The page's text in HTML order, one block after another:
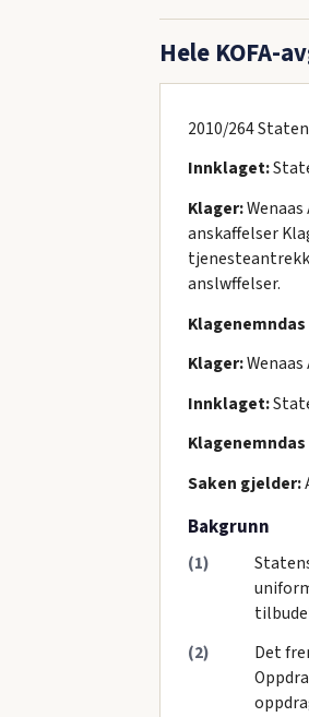
Hele KOFA-
2010/264
Innklaget:
Klager:
anskaffelser
anslwffelser.
Klagenemndas
Klager:Wenaas
Innklaget:
Saken gjelder:
Bakgrunn
(1)
(2)
Det